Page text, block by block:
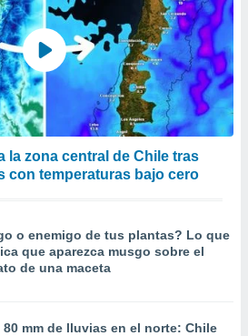
la zona central de Chile tras
con temperaturas bajo cero
o enemigo de tus plantas? Lo que
que aparezca musgo sobre el
de una maceta
80 mm de lluvias en el norte: Chile